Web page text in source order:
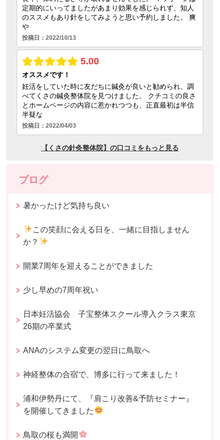
ブログ
暑かったけど気持ち良い
この笑顔に会える日を、一緒に目指しません
か？
開業7周年を迎えることができました
少し早めの7周年祝い
日本妊活協会 子宝整体スクール導入クラス東京
26期の卒業式
ANAのシステム変更の翌日に鳥取へ
神経整体の合宿で、博多に行って来ました！
浦和伊勢丹にて、『肩こり改善&予防セミナー』
を開催してきました
鳥取の桜も満開